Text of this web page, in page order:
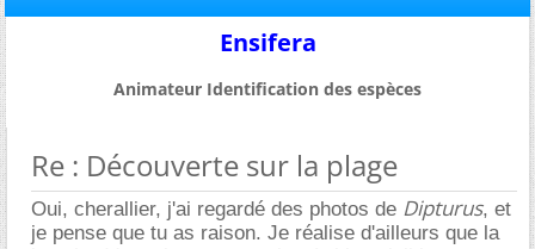
Ensifera
Animateur Identification des espèces
Re : Découverte sur la plage
Oui, cherallier, j'ai regardé des photos de Dipturus, et
je pense que tu as raison. Je réalise d'ailleurs que la